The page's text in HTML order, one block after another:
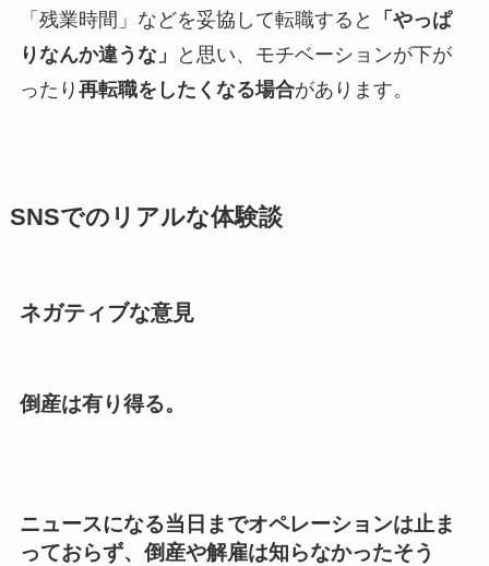
「残業時間」などを妥協して転職すると
「やっぱ
りなんか違うな」
と思い、モチベーションが下が
ったり 再転職をしたくなる場合があります。
SNSでのリアルな体験談
ネガティブな意見
倒産は有り得る。
ニュースになる当日までオペレーションは止ま
っておらず、倒産や解雇は知らなかったそう